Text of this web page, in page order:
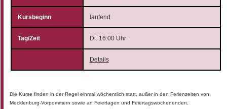
laufend
Di. 16:00 Uhr
Details
Die Kurse finden in der Regel einmal wöchentlich statt, außer in den Ferienzeiten von
Mecklenburg-Vorpommern sowie an Feiertagen und Feiertagswochenenden.